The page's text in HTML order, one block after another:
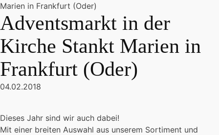
Marien in Frankfurt (Oder)
Adventsmarkt in der
Kirche Stankt Marien in
Frankfurt (Oder)
04.02.2018
Dieses Jahr sind wir auch dabei!
Mit einer breiten Auswahl aus unserem Sortiment und